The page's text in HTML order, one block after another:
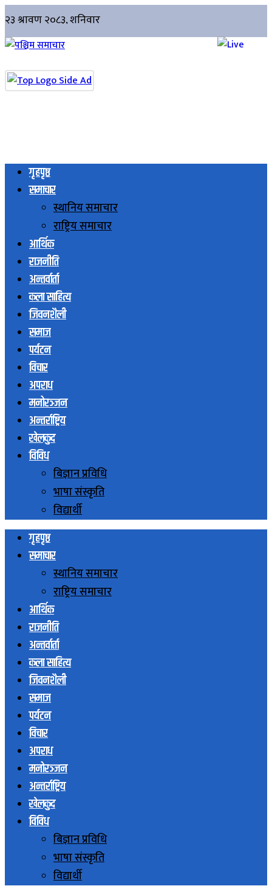
गृहपृष्ठ
समाचार
स्थानिय समाचार
राष्ट्रिय समाचार
आर्थिक
राजनीति
अन्तर्वार्ता
कला साहित्य
जिवनशैली
समाज
पर्यटन
विचार
अपराध
मनोरञ्जन
अन्तर्राष्ट्रिय
खेलकुद
विविध
बिज्ञान प्रविधि
भाषा संस्कृति
विद्यार्थी
गृहपृष्ठ
समाचार
स्थानिय समाचार
राष्ट्रिय समाचार
आर्थिक
राजनीति
अन्तर्वार्ता
कला साहित्य
जिवनशैली
समाज
पर्यटन
विचार
अपराध
मनोरञ्जन
अन्तर्राष्ट्रिय
खेलकुद
विविध
बिज्ञान प्रविधि
भाषा संस्कृति
विद्यार्थी